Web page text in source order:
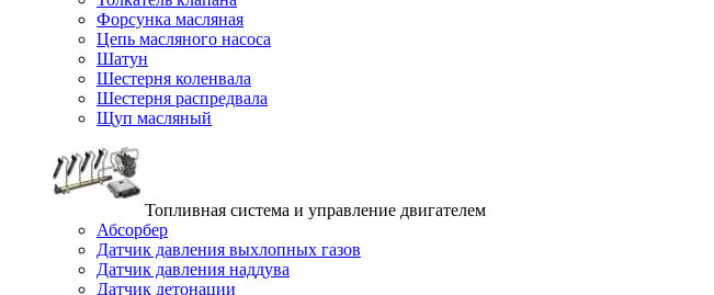
Форсунка масляная
Цепь масляного насоса
Шатун
Шестерня коленвала
Шестерня распредвала
Щуп масляный
Топливная система и управление двигателем
Абсорбер
Датчик давления выхлопных газов
Датчик давления наддува
Датчик детонации